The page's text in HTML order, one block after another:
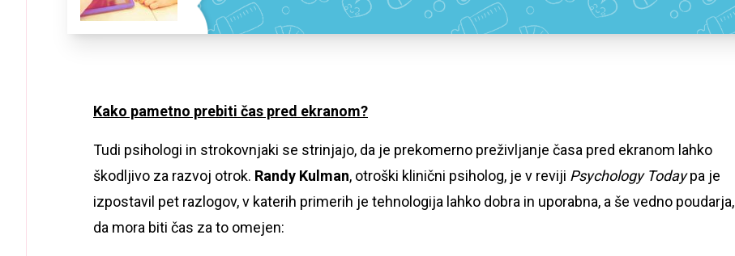
Kako pametno prebiti čas pred ekranom?
Tudi psihologi in strokovnjaki se strinjajo, da je prekomerno preživljanje časa pred ekranom lahko
škodljivo za razvoj otrok. Randy Kulman, otroški klinični psiholog, je v reviji Psychology Todaypa je
izpostavil pet razlogov, v katerih primerih je tehnologija lahko dobra in uporabna, a še vedno poudarja,
da mora biti čas za to omejen: